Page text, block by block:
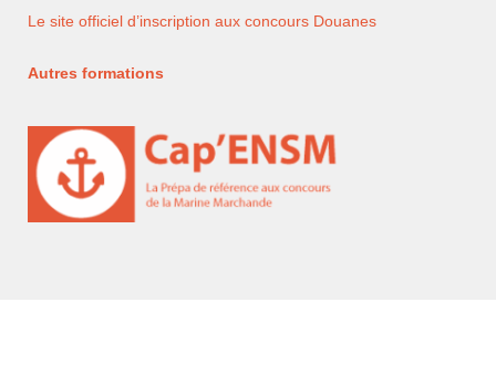
Le site officiel d’inscription aux concours Douanes
Autres formations